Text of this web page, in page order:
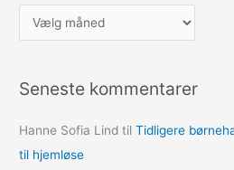
r
i
e
r
Seneste kommentarer
Hanne Sofia Lind tilTidligere
til hjemløse